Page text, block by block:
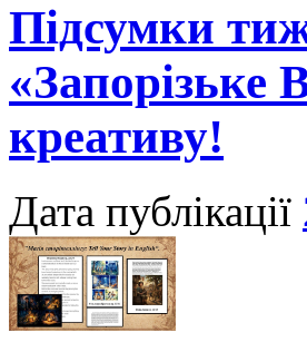
Підсумки
«Запорізьке
креативу!
Дата публікації